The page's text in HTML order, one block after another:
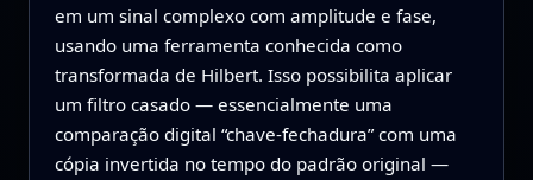
em um sinal complexo com amplitude e fase,
usando uma ferramenta conhecida como
transformada de Hilbert. Isso possibilita aplicar
um filtro casado — essencialmente uma
comparação digital “chave-fechadura” com uma
cópia invertida no tempo do padrão original —